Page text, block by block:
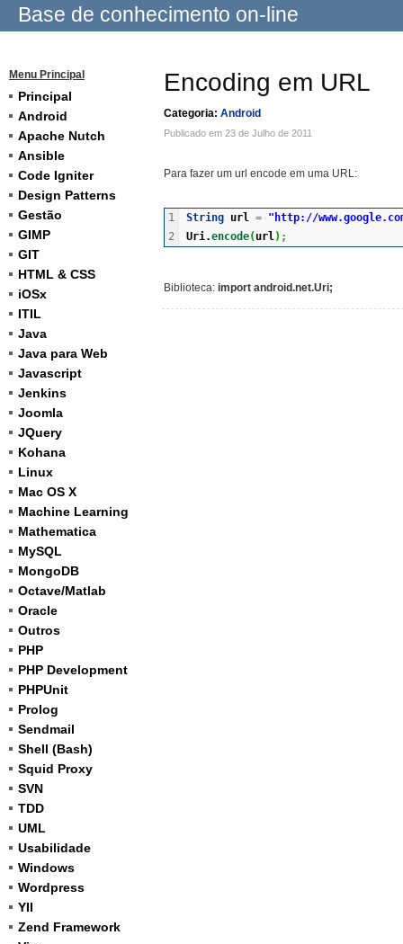
Base de conhecimento on-line
Menu Principal
Principal
Android
Apache Nutch
Ansible
Code Igniter
Design Patterns
Gestão
GIMP
GIT
HTML & CSS
iOSx
ITIL
Java
Java para Web
Javascript
Jenkins
Joomla
JQuery
Kohana
Linux
Mac OS X
Machine Learning
Mathematica
MySQL
MongoDB
Octave/Matlab
Oracle
Outros
PHP
PHP Development
PHPUnit
Prolog
Sendmail
Shell (Bash)
Squid Proxy
SVN
TDD
UML
Usabilidade
Windows
Wordpress
YII
Zend Framework
Encoding em URL
Categoria: Android
Publicado em 23 de Julho de 2011
Para fazer um url encode em uma URL:
1
String url = "http://
Uri.encode( url) ;
Biblioteca: import android.net.Uri;